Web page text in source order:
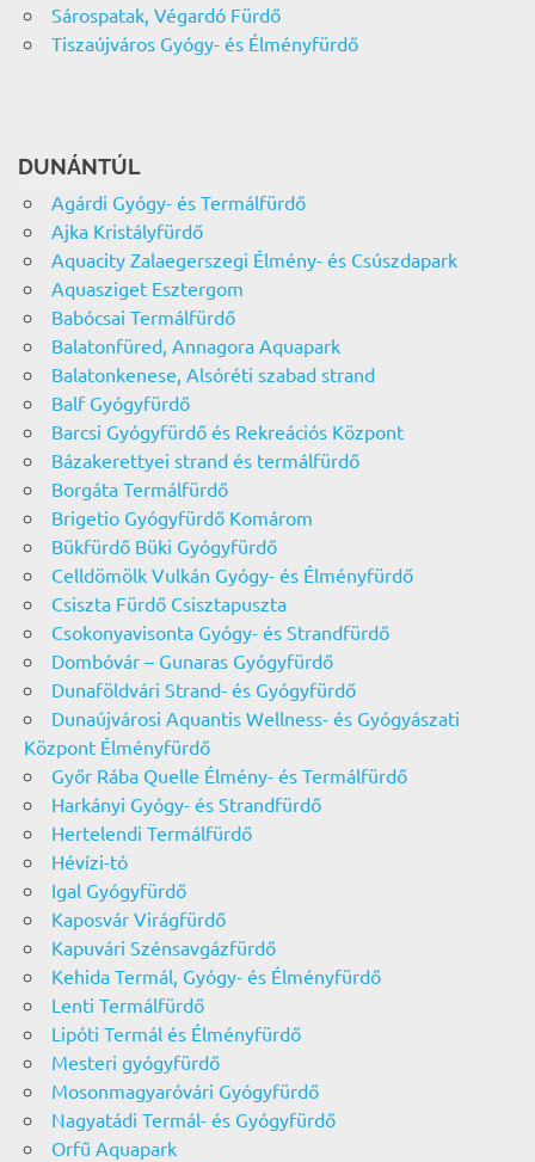
Sárospatak, Végardó Fürdő
Tiszaújváros Gyógy- és Élményfürdő
DUNÁNTÚL
Agárdi Gyógy- és Termálfürdő
Ajka Kristályfürdő
Aquacity Zalaegerszegi Élmény- és Csúszdapark
Aquasziget Esztergom
Babócsai Termálfürdő
Balatonfüred, Annagora Aquapark
Balatonkenese, Alsóréti szabad strand
Balf Gyógyfürdő
Barcsi Gyógyfürdő és Rekreációs Központ
Bázakerettyei strand és termálfürdő
Borgáta Termálfürdő
Brigetio Gyógyfürdő Komárom
Bükfürdő Büki Gyógyfürdő
Celldömölk Vulkán Gyógy- és Élményfürdő
Csiszta Fürdő Csisztapuszta
Csokonyavisonta Gyógy- és Strandfürdő
Dombóvár – Gunaras Gyógyfürdő
Dunaföldvári Strand- és Gyógyfürdő
Dunaújvárosi Aquantis Wellness- és Gyógyászati
Központ Élményfürdő
Győr Rába Quelle Élmény- és Termálfürdő
Harkányi Gyógy- és Strandfürdő
Hertelendi Termálfürdő
Hévízi-tó
Igal Gyógyfürdő
Kaposvár Virágfürdő
Kapuvári Szénsavgázfürdő
Kehida Termál, Gyógy- és Élményfürdő
Lenti Termálfürdő
Lipóti Termál és Élményfürdő
Mesteri gyógyfürdő
Mosonmagyaróvári Gyógyfürdő
Nagyatádi Termál- és Gyógyfürdő
Orfű Aquapark